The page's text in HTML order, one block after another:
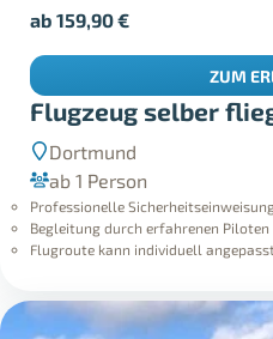
Flugzeug selber
Dortmund
ab 1 Person
Professionelle
Begleitung durch erfahrenen Piloten
Flugroute kann individuell
ab159,90€
ZUM